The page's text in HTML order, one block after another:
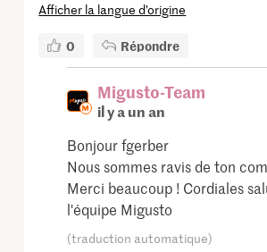
Afficher la langue d’origine
0 Répondre
Migusto-Team
il y a un an
Bonjour fgerber
Nous sommes ravis de ton
Merci beaucoup ! Cordiales
l'équipe Migusto
(traduction automatique)